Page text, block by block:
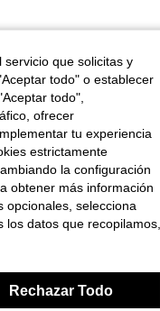
que solicitas y
todo" o establecer
todo",
ofrecer
tu experiencia
estrictamente
la configuración
obtener más información
opcionales, selecciona
datos que recopilamos,
Rechazar Todo